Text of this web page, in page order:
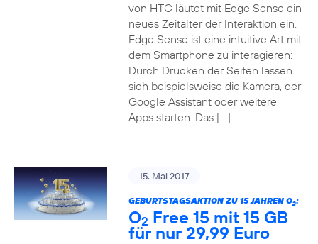
von HTC läutet mit Edge Sense ein
neues Zeitalter der Interaktion ein.
Edge Sense ist eine intuitive Art mit
dem Smartphone zu interagieren:
Durch Drücken der Seiten lassen
sich beispielsweise die Kamera, der
Google Assistant oder weitere
Apps starten. Das […]
15. Mai 2017
GEBURTSTAGSAKTION ZU 15 JAHREN O2:
O2 Free 15 mit 15 GB
für nur 29,99 Euro